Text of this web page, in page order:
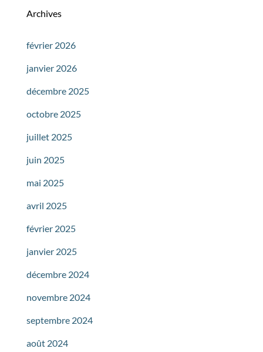
Archives
février 2026
janvier 2026
décembre 2025
octobre 2025
juillet 2025
juin 2025
mai 2025
avril 2025
février 2025
janvier 2025
décembre 2024
novembre 2024
septembre 2024
août 2024